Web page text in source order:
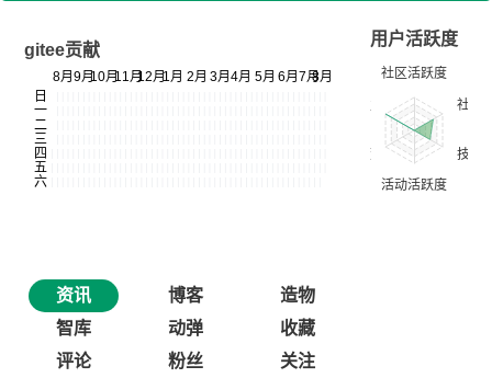
gitee贡献
用户活跃度
资讯 博客
造物
智库
动弹
收藏
评论
粉丝 关注